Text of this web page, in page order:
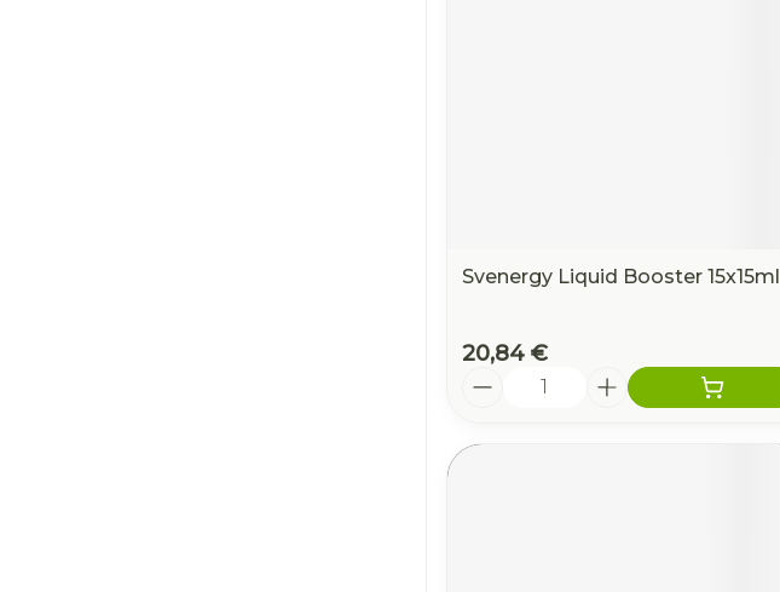
Svenergy Liquid Booster 15x15ml
20,84 €
Quantité